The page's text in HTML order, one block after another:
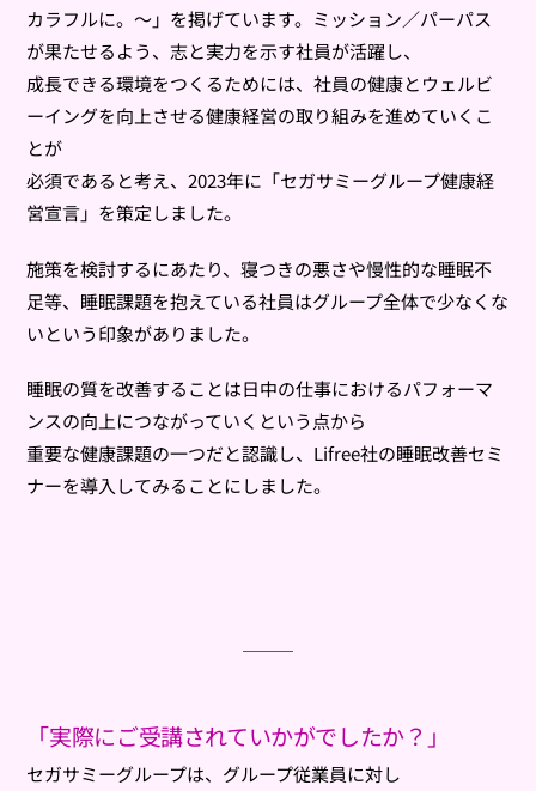
カラフルに。～」を掲げています。ミッション／パーパス
が果たせるよう、志と実力を示す社員が活躍し、
成長できる環境をつくるためには、社員の健康とウェルビ
ーイングを向上させる健康経営の取り組みを進めていくこ
とが
必須であると考え、2023年に「セガサミーグループ健康経
営宣言」を策定しました。
施策を検討するにあたり、寝つきの悪さや慢性的な睡眠不
足等、睡眠課題を抱えている社員はグループ全体で少なくな
いという印象がありました。
睡眠の質を改善することは日中の仕事におけるパフォーマ
ンスの向上につながっていくという点から
重要な健康課題の一つだと認識し、Lifree社の睡眠改善セミ
ナーを導入してみることにしました。
「実際にご受講されていかがでしたか？」
セガサミーグループは、グループ従業員に対し